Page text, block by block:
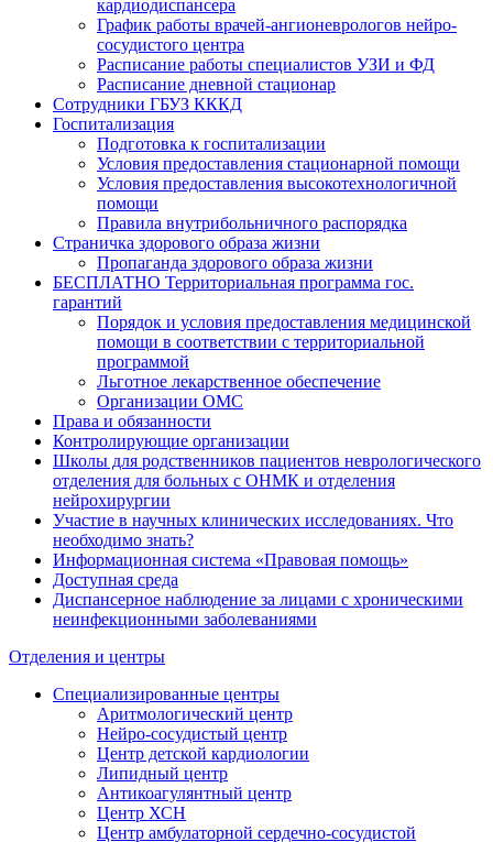
кардиодиспансера
График работы врачей-ангионеврологов нейро-
сосудистого центра
Расписание работы специалистов УЗИ и ФД
Расписание дневной стационар
Сотрудники ГБУЗ КККД
Госпитализация
Подготовка к госпитализации
Условия предоставления стационарной помощи
Условия предоставления высокотехнологичной
помощи
Правила внутрибольничного распорядка
Страничка здорового образа жизни
Пропаганда здорового образа жизни
БЕСПЛАТНО Территориальная программа гос.
гарантий
Порядок и условия предоставления медицинской
помощи в соответствии с территориальной
программой
Льготное лекарственное обеспечение
Организации ОМС
Права и обязанности
Контролирующие организации
Школы для родственников пациентов неврологического
отделения для больных с ОНМК и отделения
нейрохирургии
Участие в научных клинических исследованиях. Что
необходимо знать?
Информационная система «Правовая помощь»
Доступная среда
Диспансерное наблюдение за лицами с хроническими
неинфекционными заболеваниями
Отделения и центры
Специализированные центры
Аритмологический центр
Нейро-сосудистый центр
Центр детской кардиологии
Липидный центр
Антикоагулянтный центр
Центр ХСН
Центр амбулаторной сердечно-сосудистой